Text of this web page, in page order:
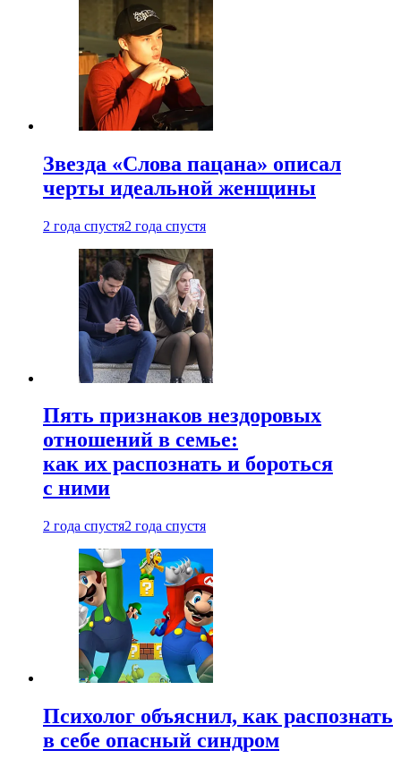
Звезда «Слова пацана» описал
черты идеальной женщины
2 года спустя2 года спустя
Пять признаков нездоровых
отношений в семье:
как их распознать и бороться
с ними
2 года спустя2 года спустя
Психолог объяснил, как распознать
в себе опасный синдром